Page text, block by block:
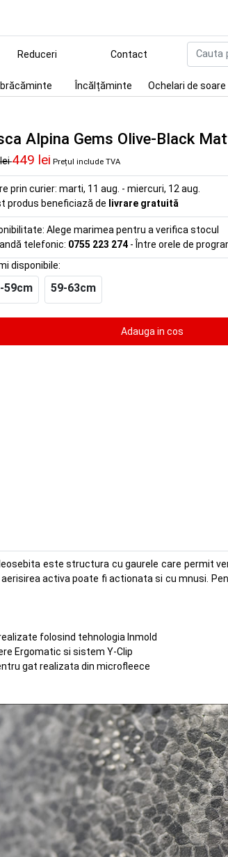
Reduceri Contact
Încălțăminte Ochelari de soare
Alpina Gems Olive-Black
449 lei Prețul include TVA
prin curier: marti, 11 aug. - miercuri, 12 aug.
produs beneficiază de livrare gratuită
Alege marimea pentru a verifica stocul
telefonic: 0755 223 274 - Între orele de
disponibile:
59cm 59-63cm
este structura cu gaurele care permit
activa poate fi actionata si cu mnusi.
folosind tehnologia Inmold
Ergomatic si sistem Y-Clip
gat realizata din microfleece